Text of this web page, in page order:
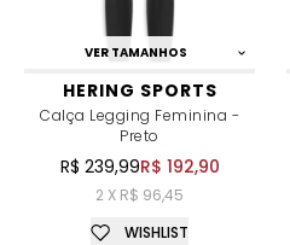
VER TAMANHOS
HERING SPORTS
Calça Legging Feminina -
Preto
R$ 239,99R$ 192,90
2 X R$ 96,45
WISHLIST